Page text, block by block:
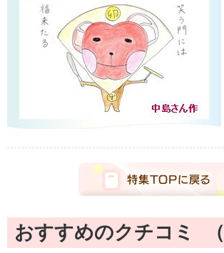
おすすめのクチコミ （